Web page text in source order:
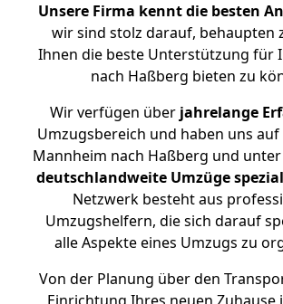
Unsere Firma kennt die besten
wir sind stolz darauf, behaupten
Ihnen die beste Unterstützung für
nach Haßberg bieten zu
Wir verfügen überjahrelange
Umzugsbereich und haben uns
Mannheim nach Haßberg und
deutschlandweite Umzüge
Netzwerk besteht aus
Umzugshelfern, die sich darauf
alle Aspekte eines Umzugs zu
Von der Planung über den